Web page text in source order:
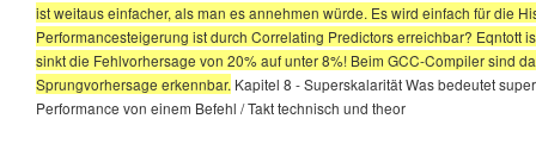
ist weitaus einfacher, als man es annehmen würde. Es wird einfach für die
Performancesteigerung ist durch Correlating Predictors erreichbar?
sinkt die Fehlvorhersage von 20% auf unter 8%! Beim GCC-Compiler sind
Sprungvorhersage erkennbar. Kapitel 8 - Superskalarität Was bedeutet
Performance von einem Befehl / Takt technisch und theor